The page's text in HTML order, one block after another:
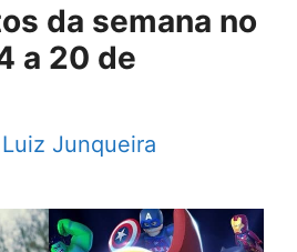
da semana no
a 20 de
Luiz Junqueira